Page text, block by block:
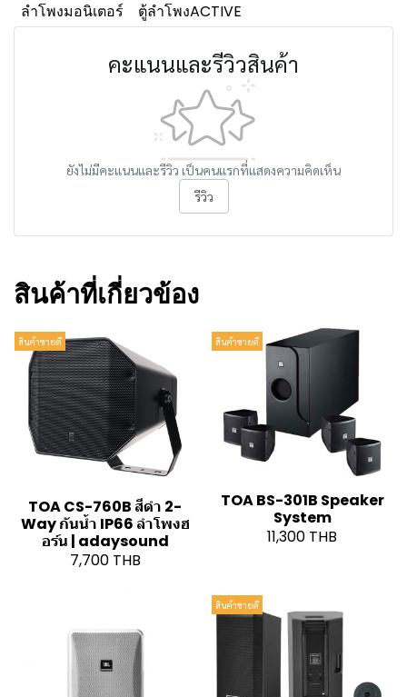
ลำโพงมอนิเตอร์
ตู้ลำโพงACTIVE
คะแนนและรีวิวสินค้า
ยังไม่มีคะแนนและรีวิว เป็นคนแรกที่แสดงความคิดเห็น
รีวิว
สินค้าที่เกี่ยวข้อง
สินค้าขายดี
TOA CS-760B สีดำ 2-
Way กันน้ำ IP66 ลำโพงฮ
อร์น | adaysound
7,700 THB
สินค้าขายดี
TOA BS-301B Speaker
System
11,300 THB
สินค้าขายดี